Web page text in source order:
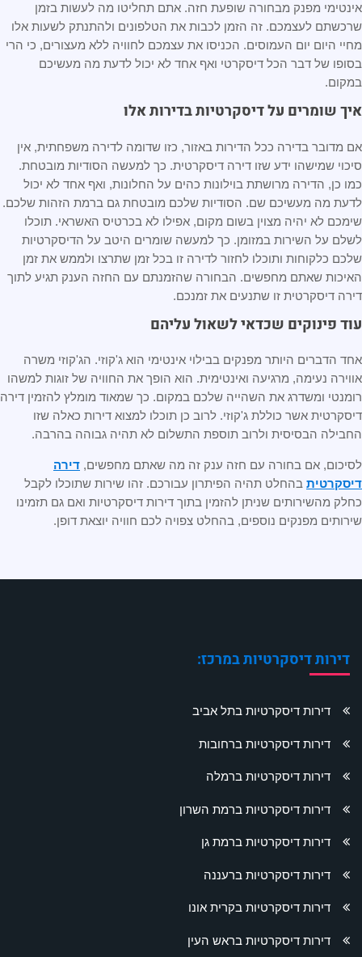
אינטימי מפנק מבחורה שופעת חזה. אתם תחליטו מה לעשות בזמן
שרכשתם לעצמכם. זה הזמן לכבות את הטלפונים ולהתנתק לשעות אלו
מחיי היום יום העמוסים. הכניסו את עצמכם לחוויה ללא מעצורים, כי הרי
בסופו של דבר הכל דיסקרטי ואף אחד לא יכול לדעת מה מעשיכם
במקום.
איך שומרים על דיסקרטיות בדירות אלו
אם מדובר בדירה ככל הדירות באזור, כזו שדומה לדירה משפחתית, אין
סיכוי שמישהו ידע שזו דירה דיסקרטית. כך למעשה הסודיות מובטחת.
כמו כן, הדירה מרושתת בוילונות כהים על החלונות, ואף אחד לא יכול
לדעת מה מעשיכם שם. הסודיות שלכם מובטחת גם ברמת הזהות שלכם.
שימכם לא יהיה מצוין בשום מקום, אפילו לא בכרטיס האשראי. תוכלו
לשלם על השירות במזומן. כך למעשה שומרים היטב על הדיסקרטיות
שלכם כלקוחות ותוכלו לחזור לדירה זו בכל זמן שתרצו ולממש את זמן
האיכות שאתם מחפשים. הבחורה שהזמנתם עם החזה הענק תגיע לתוך
דירה דיסקרטית זו שתנעים את זמנכם.
עוד פינוקים שכדאי לשאול עליהם
אחד הדברים היותר מפנקים בבילוי אינטימי הוא ג'קוזי. הג'קוזי משרה
אווירה נעימה, מרגיעה ואינטימית. הוא הופך את החוויה של זוגות למשהו
רומנטי ומשדרג את השהייה שלכם במקום. כך שמאוד מומלץ להזמין דירה
דיסקרטית אשר כוללת ג'קוזי. לרוב כן תוכלו למצוא דירות כאלה שזו
החבילה הבסיסית ולרוב תוספת התשלום לא תהיה גבוהה בהרבה.
לסיכום, אם בחורה עם חזה ענק זה מה שאתם מחפשים, דירה
דיסקרטית בהחלט תהיה הפיתרון עבורכם. זהו שירות שתוכלו לקבל
כחלק מהשירותים שניתן להזמין בתוך דירות דיסקרטיות ואם גם תזמינו
שירותים מפנקים נוספים, בהחלט צפויה לכם חוויה יוצאת דופן.
דירות דיסקרטיות במרכז:
דירות דיסקרטיות בתל אביב
דירות דיסקרטיות ברחובות
דירות דיסקרטיות ברמלה
דירות דיסקרטיות ברמת השרון
דירות דיסקרטיות ברמת גן
דירות דיסקרטיות ברעננה
דירות דיסקרטיות בקרית אונו
דירות דיסקרטיות בראש העין